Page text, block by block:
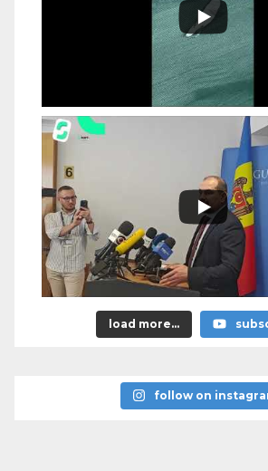
load more...
follow on